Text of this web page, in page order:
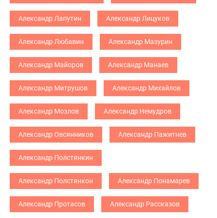
Александр Лапутин Александр Лицуков
Александр Любавин Александр Мазурин
Александр Майоров Александр Манаев
Александр Митрушов Александр Михайлов
Александр Мозлов Александр Немудров
Александр Овсянников Александр Пажитнев
Александр Полстянкин
Александр Полстянкон Александр Понамарев
Александр Протасов Александр Рассказов